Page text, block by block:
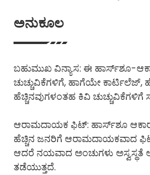
ಅನುಕೂಲ
ಬಹುಮುಖ ವಿನ್ಯಾಸ: ಈ ಹಾರ್ಸ್‌ಶೂ-
ಚುಚ್ಚುವಿಕೆಗಳಿಗೆ, ಹಾಗೆಯೇ ಕಾರ್ಟಿಲೆಜ್,
ಹೆಚ್ಚಿನವುಗಳಂತಹ ಕಿವಿ ಚುಚ್ಚುವಿಕೆಗಳಿಗೆ
ಆರಾಮದಾಯಕ ಫಿಟ್: ಹಾರ್ಸ್‌ಶೂ ಆಕಾರ
ಹೆಚ್ಚಿನ ಜನರಿಗೆ ಆರಾಮದಾಯಕವಾದ
ಆದರೆ ನಯವಾದ ಅಂಚುಗಳು ಅಸ್ವಸ್ಥತೆ
ತಡೆಯುತ್ತದೆ.